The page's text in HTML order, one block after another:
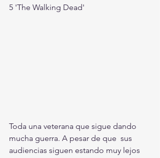
5 'The Walking Dead'
Toda una veterana que sigue dando
mucha guerra. A pesar de que  sus
audiencias siguen estando muy lejos